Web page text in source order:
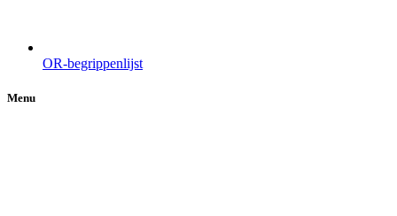
OR-begrippenlijst
Menu